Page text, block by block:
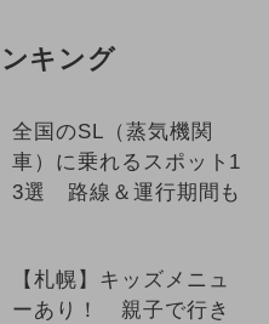
キング
全国のSL（蒸気機関
車）に乗れるスポット1
3選 路線＆運行期間も
【札幌】キッズメニュ
ーあり！ 親子で行き